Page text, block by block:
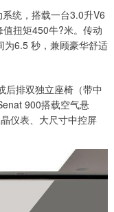
统，搭载一台3.0升V6
扭矩450牛?米。传动
为6.5 秒，兼顾豪华舒适
后排双独立座椅（带中
900搭载空气悬
仪表、大尺寸中控屏